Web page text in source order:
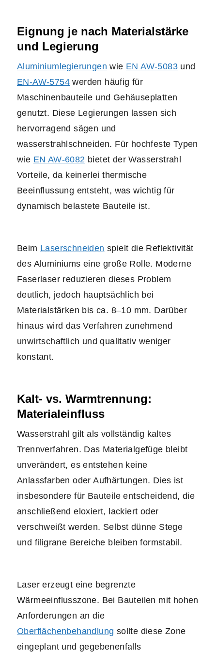
Eignung je nach Materialstärke
und Legierung
Aluminiumlegierungen wie EN AW-5083 und
EN-AW-5754 werden häufig für
Maschinenbauteile und Gehäuseplatten
genutzt. Diese Legierungen lassen sich
hervorragend sägen und
wasserstrahlschneiden. Für hochfeste Typen
wie EN AW-6082 bietet der Wasserstrahl
Vorteile, da keinerlei thermische
Beeinflussung entsteht, was wichtig für
dynamisch belastete Bauteile ist.
Beim Laserschneiden spielt die Reflektivität
des Aluminiums eine große Rolle. Moderne
Faserlaser reduzieren dieses Problem
deutlich, jedoch hauptsächlich bei
Materialstärken bis ca. 8–10 mm. Darüber
hinaus wird das Verfahren zunehmend
unwirtschaftlich und qualitativ weniger
konstant.
Kalt- vs. Warmtrennung:
Materialeinfluss
Wasserstrahl gilt als vollständig kaltes
Trennverfahren. Das Materialgefüge bleibt
unverändert, es entstehen keine
Anlassfarben oder Aufhärtungen. Dies ist
insbesondere für Bauteile entscheidend, die
anschließend eloxiert, lackiert oder
verschweißt werden. Selbst dünne Stege
und filigrane Bereiche bleiben formstabil.
Laser erzeugt eine begrenzte
Wärmeeinflusszone. Bei Bauteilen mit hohen
Anforderungen an die
Oberflächenbehandlung sollte diese Zone
eingeplant und gegebenenfalls